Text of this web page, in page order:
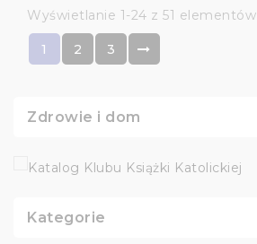
Wyświetlanie 1-24 z 51 elementów
1 2 3
Zdrowie i dom
Kategorie